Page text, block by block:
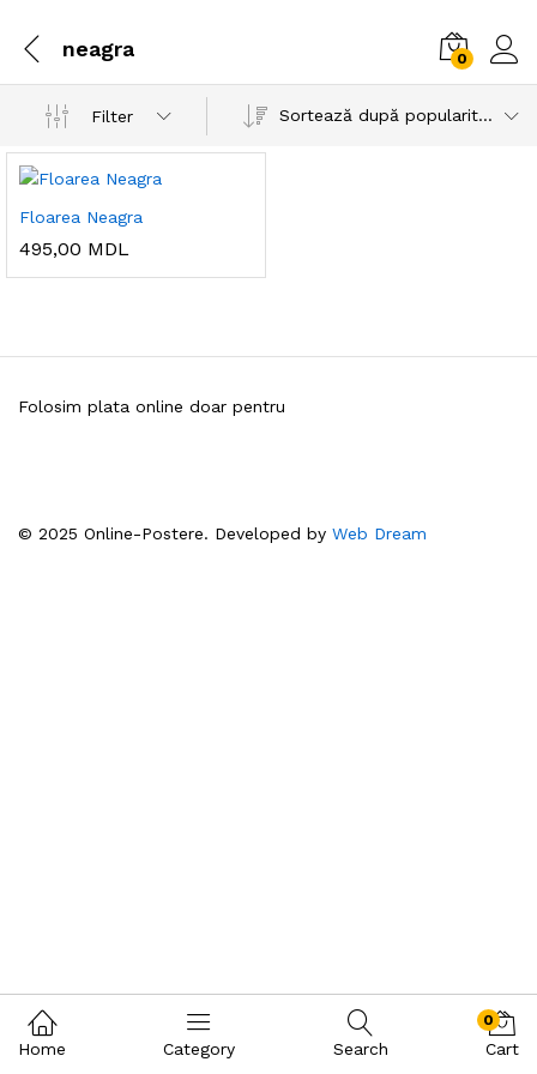
neagra 0
Filter Sortează după popularitatea vânzărilor
Floarea Neagra
495,00 MDL
© 2025 Online-Postere. Developed by Web Dream
Folosim plata online doar pentru
Home Category Search
0
Cart